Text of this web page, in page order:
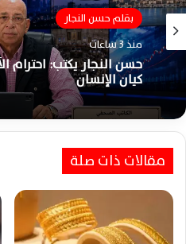
بقلم حسن النجار
منذ 3 ساعات
حسن النجار يكتب:
كيان الإنسان
مقالات ذات صلة